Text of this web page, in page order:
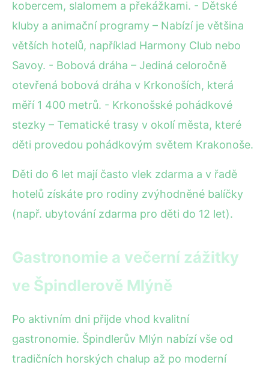
kobercem, slalomem a překážkami. - Dětské
kluby a animační programy – Nabízí je většina
větších hotelů, například Harmony Club nebo
Savoy. - Bobová dráha – Jediná celoročně
otevřená bobová dráha v Krkonoších, která
měří 1 400 metrů. - Krkonošské pohádkové
stezky – Tematické trasy v okolí města, které
děti provedou pohádkovým světem Krakonoše.
Děti do 6 let mají často vlek zdarma a v řadě
hotelů získáte pro rodiny zvýhodněné balíčky
(např. ubytování zdarma pro děti do 12 let).
Gastronomie a večerní zážitky
ve Špindlerově Mlýně
Po aktivním dni přijde vhod kvalitní
gastronomie. Špindlerův Mlýn nabízí vše od
tradičních horských chalup až po moderní